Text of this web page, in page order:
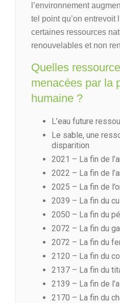
l’environnement
tel point qu’on entrevoit
certaines ressources
renouvelables et non
Quelles
menacées par la
humaine ?
L’eau future
Le sable, une
disparition
2021 – La fin de
2022 – La fin de
2025 – La fin de
2039 – La fin du
2050 – La fin du
2072 – La fin du
2072 – La fin du
2120 – La fin du
2137 – La fin du
2139 – La fin de
2170 – La fin du